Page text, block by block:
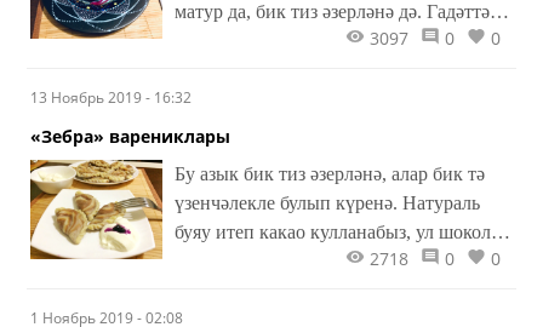
матур да, бик тиз әзерләнә дә. Гадәттә,
аны яратып ашыйлар. 3097 0 0
13 Ноябрь 2019 - 16:32
«Зебра» варениклары
Бу азык бик тиз әзерләнә, алар бик тә
үзенчәлекле булып күренә. Натураль
буяу итеп какао кулланабыз, ул шоколад
төсенә керә. Әйдәгез, ясыйбыз...
2718 0 0
1 Ноябрь 2019 - 02:08